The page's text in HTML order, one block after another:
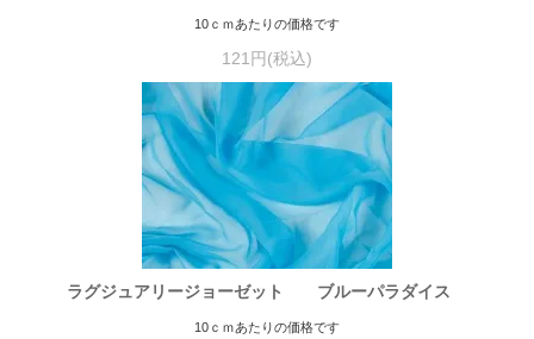
10ｃｍあたりの価格です
121円(税込)
ラグジュアリージョーゼット ブルーパラダイス
10ｃｍあたりの価格です